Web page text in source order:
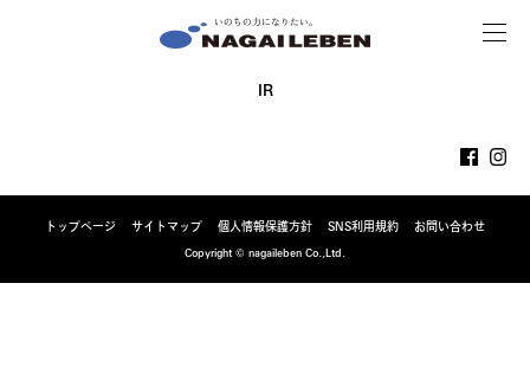
MENU
IR
トップページ サイトマップ 個人情報保護方針 SNS利用規約
お問い合わせ
Copyright © nagaileben Co.,Ltd.